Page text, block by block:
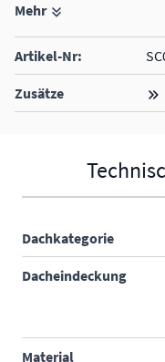
werden.
Der Neigungswinkel ist
Mehr
Artikel-Nr:
Zusätze
Dachkategorie
Dacheindeckung
Material